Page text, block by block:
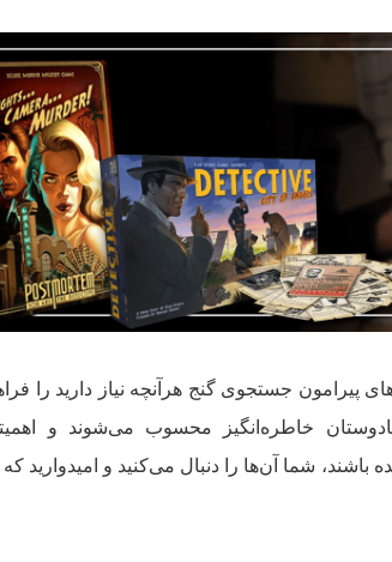
پیرامون جستجوی گنج هرآنچه نیاز دارید را
خاطره‌انگیز محسوب می‌شوند و
باشند، شما آن‌ها را دنبال می‌کنید و امیدوارید